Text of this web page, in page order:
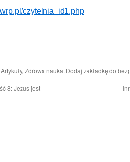
czytelnia_id1.php
Artykuły, Zdrowa nauka. Dodaj zakładkę do
8: Jezus jest